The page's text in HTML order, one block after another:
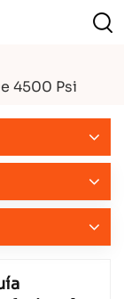
4500 Psi